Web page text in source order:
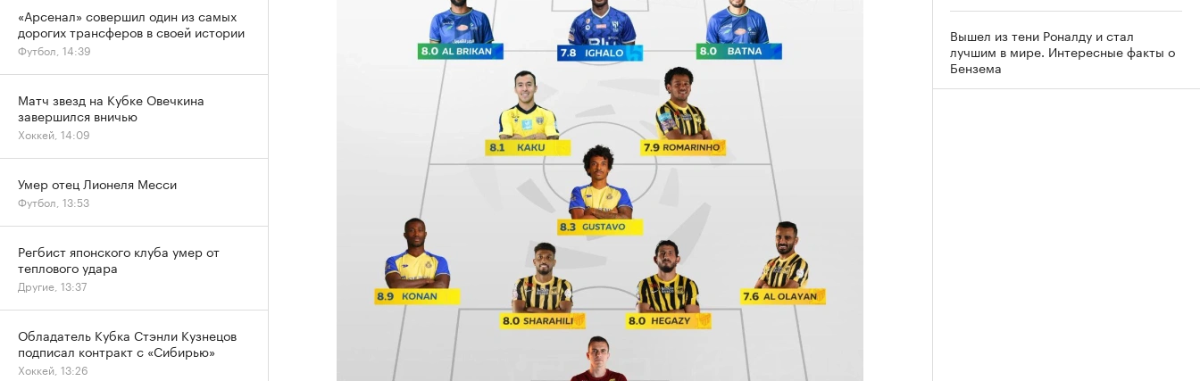
Вышел из тени Роналду и стал
лучшим в мире. Интересные факты о
Бензема
«Арсенал» совершил один из самых
дорогих трансферов в своей истории
Футбол, 14:39
Матч звезд на Кубке Овечкина
завершился вничью
Хоккей, 14:09
Умер отец Лионеля Месси
Футбол, 13:53
Регбист японского клуба умер от
теплового удара
Другие, 13:37
Обладатель Кубка Стэнли Кузнецов
подписал контракт с «Сибирью»
Хоккей, 13:26